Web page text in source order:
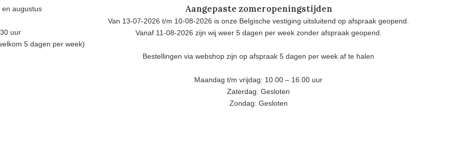
en augustus
uur
5 dagen per week)
Aangepaste zomeropeningstijden
Van 13-07-2026 t/m 10-08-2026 is onze Belgische vestiging uitsluitend op afspraak geopend.
Vanaf 11-08-2026 zijn wij weer 5 dagen per week zonder afspraak geopend.
Bestellingen via webshop zijn op afspraak 5 dagen per week af te halen
Maandag t/m vrijdag: 10.00 – 16.00 uur
Zaterdag: Gesloten
Zondag: Gesloten